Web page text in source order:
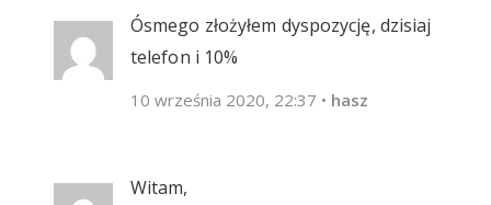
Ósmego złożyłem dyspozycję, dzisiaj
telefon i 10%
10 września 2020, 22:37 • hasz
Witam,